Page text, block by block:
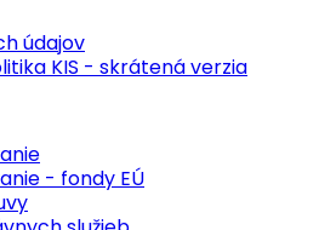
údajov
KIS - skrátená verzia
- fondy EÚ